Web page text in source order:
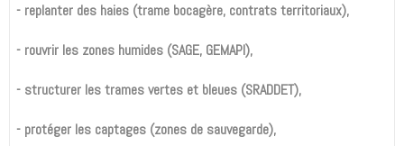
- replanter des haies (trame bocagère, contrats territoriaux),
- rouvrir les zones humides (SAGE, GEMAPI),
- structurer les trames vertes et bleues (SRADDET),
- protéger les captages (zones de sauvegarde),